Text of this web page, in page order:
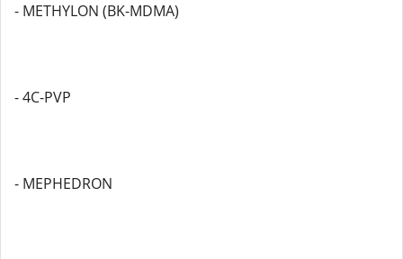
- METHYLON (BK-MDMA)
- 4C-PVP
- MEPHEDRON